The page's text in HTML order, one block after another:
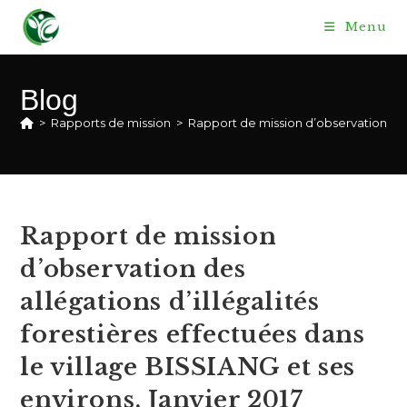
content
Menu
Blog
> Rapports de mission > Rapport de mission d’observation
Rapport de mission
d’observation des
allégations d’illégalités
forestières effectuées dans
le village BISSIANG et ses
environs, Janvier 2017